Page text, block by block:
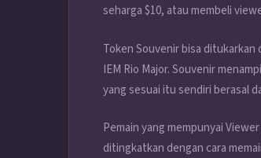
seharga $10, atau membeli
Token Souvenir bisa ditukarkan
IEM Rio Major. Souvenir
yang sesuai itu sendiri berasal
Pemain yang mempunyai
ditingkatkan dengan cara